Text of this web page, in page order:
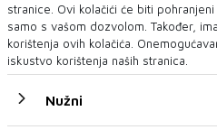
stranice. Ovi kolačići će biti
samo s vašom dozvolom. Također,
korištenja ovih kolačića.
iskustvo korištenja naših stranica.
Nužni